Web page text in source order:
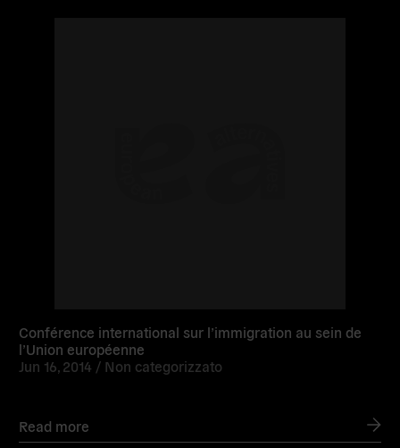
Conférence international sur l’immigration au sein de
l’Union européenne
Jun 16, 2014 / Non categorizzato
Read more